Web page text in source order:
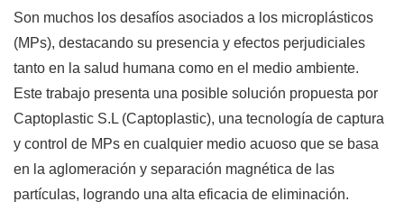
Son muchos los desafíos asociados a los microplásticos
(MPs), destacando su presencia y efectos perjudiciales
tanto en la salud humana como en el medio ambiente.
Este trabajo presenta una posible solución propuesta por
Captoplastic S.L (Captoplastic), una tecnología de captura
y control de MPs en cualquier medio acuoso que se basa
en la aglomeración y separación magnética de las
partículas, logrando una alta eficacia de eliminación.